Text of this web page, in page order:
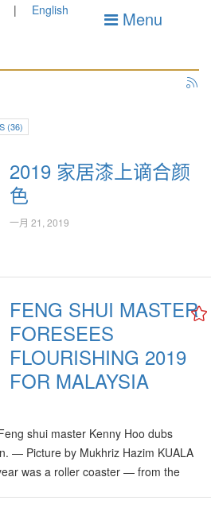
English Menu
(36)
2019 家居漆上谪合颜
色
一月 21, 2019
FENG SHUI MASTER
FORESEES
FLOURISHING 2019
FOR MALAYSIA
shui master Kenny Hoo dubs
— Picture by Mukhriz Hazim KUALA
was a roller coaster — from the